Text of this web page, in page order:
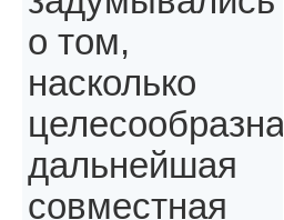
о том,
насколько
целесообразна
дальнейшая
совместная